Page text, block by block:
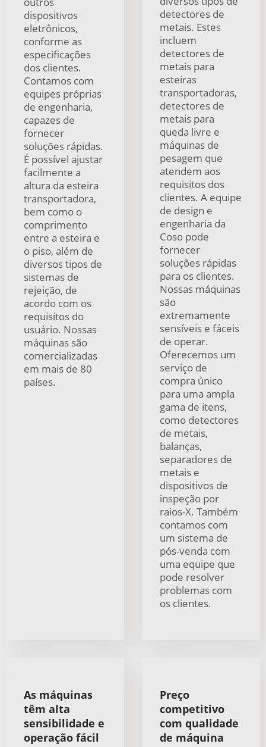
dispositivos
eletrônicos,
conforme as
especificações
dos clientes.
Contamos com
equipes próprias
de engenharia,
capazes de
fornecer
soluções rápidas.
É possível ajustar
facilmente a
altura da esteira
transportadora,
bem como o
comprimento
entre a esteira e
o piso, além de
diversos tipos de
sistemas de
rejeição, de
acordo com os
requisitos do
usuário. Nossas
máquinas são
comercializadas
em mais de 80
países.
detectores de
metais. Estes
incluem
detectores de
metais para
esteiras
transportadoras,
detectores de
metais para
queda livre e
máquinas de
pesagem que
atendem aos
requisitos dos
clientes. A equipe
de design e
engenharia da
Coso pode
fornecer
soluções rápidas
para os clientes.
Nossas máquinas
são
extremamente
sensíveis e fáceis
de operar.
Oferecemos um
serviço de
compra único
para uma ampla
gama de itens,
como detectores
de metais,
balanças,
separadores de
metais e
dispositivos de
inspeção por
raios-X. Também
contamos com
um sistema de
pós-venda com
uma equipe que
pode resolver
problemas com
os clientes.
As máquinas
têm alta
sensibilidade e
operação fácil
Preço
competitivo
com qualidade
de máquina